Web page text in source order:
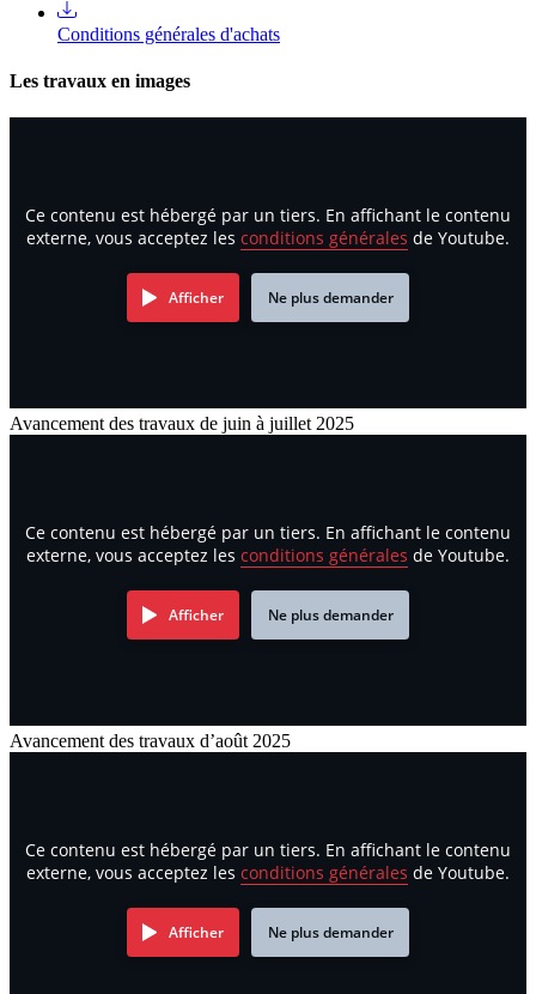
Conditions générales d'achats
Les travaux en images
Ce contenu est hébergé par un tiers. En affichant le contenu
externe, vous acceptez les conditions générales de Youtube.
Afficher Ne plus demander
Avancement des travaux de juin à juillet 2025
Ce contenu est hébergé par un tiers. En affichant le contenu
externe, vous acceptez les conditions générales de Youtube.
Afficher Ne plus demander
Avancement des travaux d’août 2025
Ce contenu est hébergé par un tiers. En affichant le contenu
externe, vous acceptez les conditions générales de Youtube.
Afficher Ne plus demander